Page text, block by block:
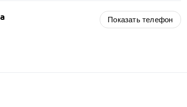
Показать телефон